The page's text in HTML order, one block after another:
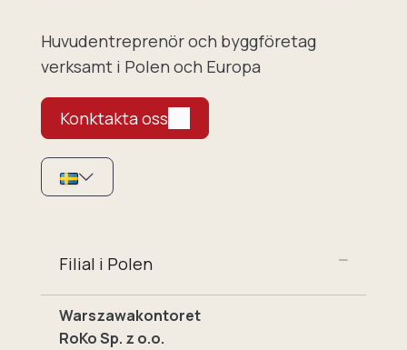
Huvudentreprenör och byggföretag
verksamt i Polen och Europa
Konktakta oss
Filial i Polen
Warszawakontoret
RoKo Sp. z o.o.